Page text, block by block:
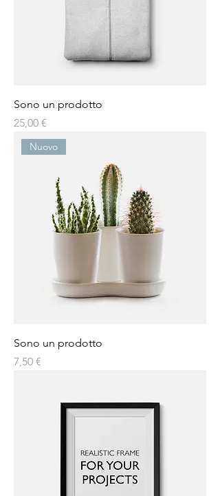
Sono un prodotto
Prezzo
25,00 €
Nuovo
Sono un prodotto
Prezzo
7,50 €